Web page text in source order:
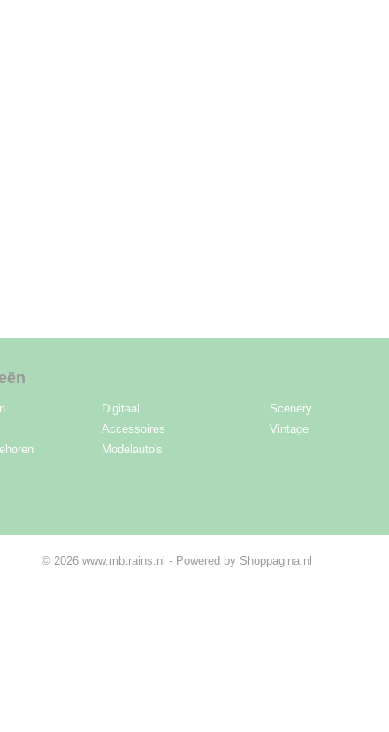
Digitaal
Accessoires
Modelauto's
Scenery
Vintage
© 2026 www.mbtrains.nl - Powered by Shoppagina.nl